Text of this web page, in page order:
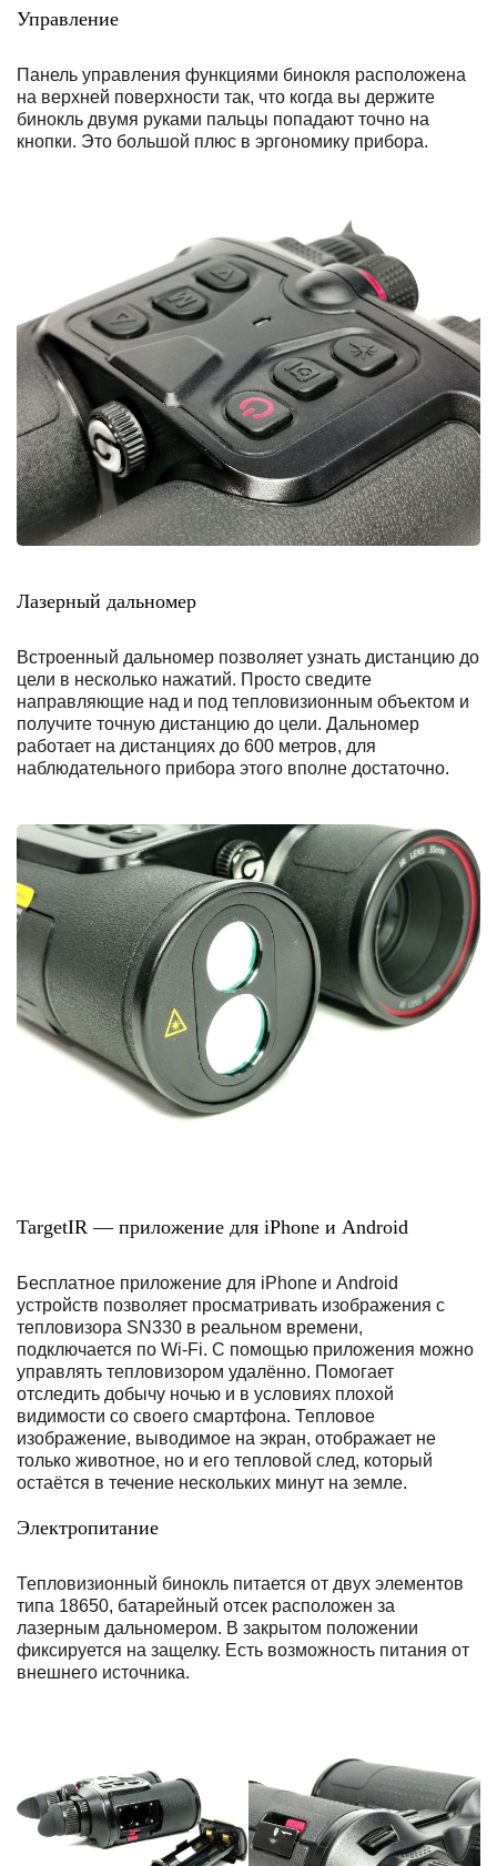
Управление
Панель управления функциями бинокля расположена
на верхней поверхности так, что когда вы держите
бинокль двумя руками пальцы попадают точно на
кнопки. Это большой плюс в эргономику прибора.
Лазерный дальномер
Встроенный дальномер позволяет узнать дистанцию до
цели в несколько нажатий. Просто сведите
направляющие над и под тепловизионным объектом и
получите точную дистанцию до цели. Дальномер
работает на дистанциях до 600 метров, для
наблюдательного прибора этого вполне достаточно.
TargetIR — приложение для iPhone и Android
Бесплатное приложение для iPhone и Android
устройств позволяет просматривать изображения с
тепловизора SN330 в реальном времени,
подключается по Wi-Fi. С помощью приложения можно
управлять тепловизором удалённо. Помогает
отследить добычу ночью и в условиях плохой
видимости со своего смартфона. Тепловое
изображение, выводимое на экран, отображает не
только животное, но и его тепловой след, который
остаётся в течение нескольких минут на земле.
Электропитание
Тепловизионный бинокль питается от двух элементов
типа 18650, батарейный отсек расположен за
лазерным дальномером. В закрытом положении
фиксируется на защелку. Есть возможность питания от
внешнего источника.